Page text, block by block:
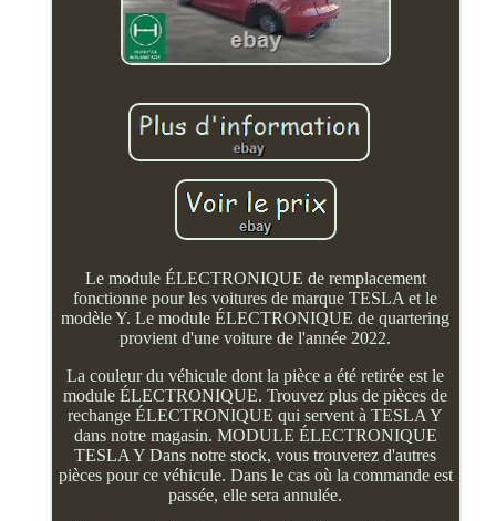
Le module ÉLECTRONIQUE de remplacement
fonctionne pour les voitures de marque TESLA et le
modèle Y. Le module ÉLECTRONIQUE de quartering
provient d'une voiture de l'année 2022.
La couleur du véhicule dont la pièce a été retirée est le
module ÉLECTRONIQUE. Trouvez plus de pièces de
rechange ÉLECTRONIQUE qui servent à TESLA Y
dans notre magasin. MODULE ÉLECTRONIQUE
TESLA Y Dans notre stock, vous trouverez d'autres
pièces pour ce véhicule. Dans le cas où la commande est
passée, elle sera annulée.